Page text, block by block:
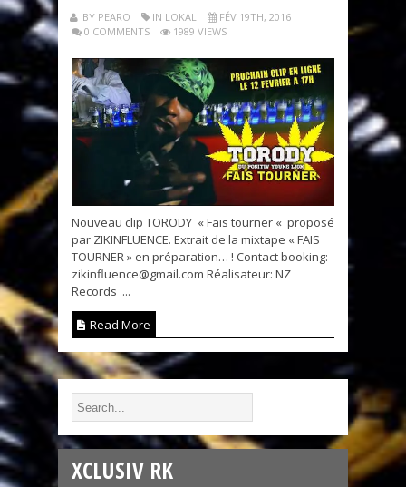
BY PEARO IN LOKAL
FÉV 19TH, 2016
0 COMMENTS
1989 VIEWS
Nouveau clip TORODY « Fais tourner « proposé
par ZIKINFLUENCE. Extrait de la mixtape « FAIS
TOURNER » en préparation… ! Contact booking:
zikinfluence@gmail.com Réalisateur: NZ
Records ...
Read More
XCLUSIV RK